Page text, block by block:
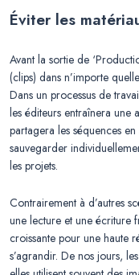
Éviter les
Avant la sortie de
(clips) dans n’importe
Dans un processus de
les éditeurs entraînera une
partagera les séquences
sauvegarder
les projets.
Contrairement à d’autres
une lecture et une écriture
croissante pour une haute
s’agrandir. De nos jours,